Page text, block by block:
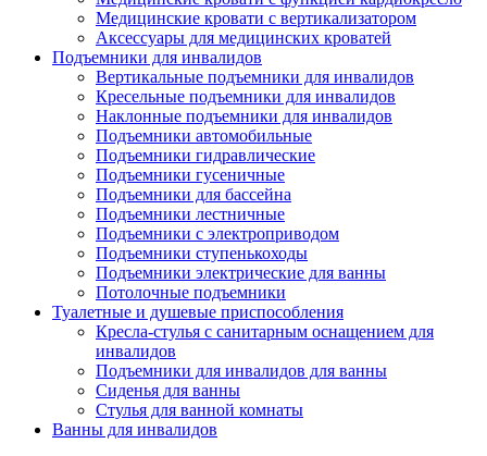
Медицинские кровати с вертикализатором
Аксессуары для медицинских кроватей
Подъемники для инвалидов
Вертикальные подъемники для инвалидов
Кресельные подъемники для инвалидов
Наклонные подъемники для инвалидов
Подъемники автомобильные
Подъемники гидравлические
Подъемники гусеничные
Подъемники для бассейна
Подъемники лестничные
Подъемники с электроприводом
Подъемники ступенькоходы
Подъемники электрические для ванны
Потолочные подъемники
Туалетные и душевые приспособления
Кресла-стулья с санитарным оснащением для
инвалидов
Подъемники для инвалидов для ванны
Сиденья для ванны
Стулья для ванной комнаты
Ванны для инвалидов